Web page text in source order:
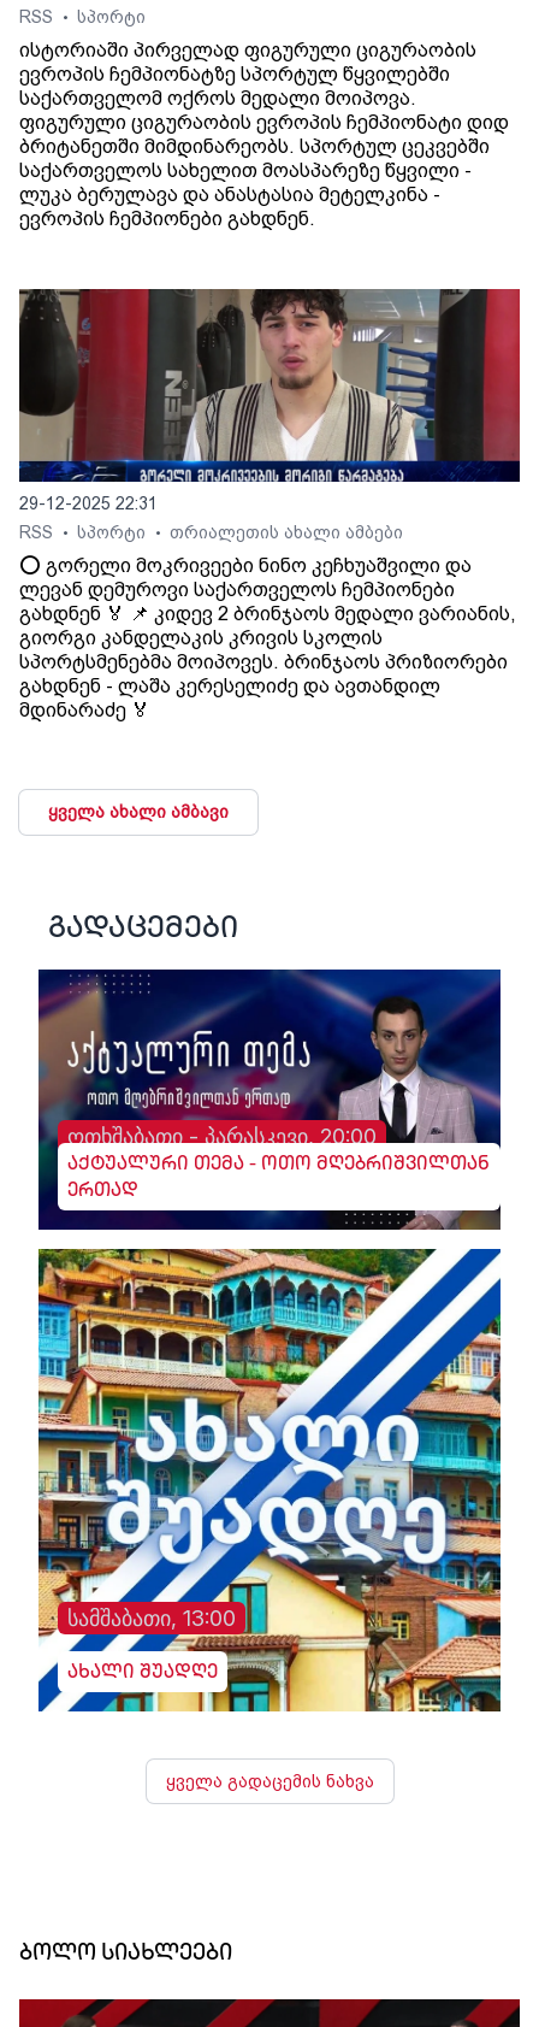
RSS
• სპორტი
ისტორიაში პირველად ფიგურული ციგურაობის
ევროპის ჩემპიონატზე სპორტულ წყვილებში
საქართველომ ოქროს მედალი მოიპოვა.
ფიგურული ციგურაობის ევროპის ჩემპიონატი დიდ
ბრიტანეთში მიმდინარეობს. სპორტულ ცეკვებში
საქართველოს სახელით მოასპარეზე წყვილი -
ლუკა ბერულავა და ანასტასია მეტელკინა -
ევროპის ჩემპიონები გახდნენ.
29-12-2025 22:31
RSS
• სპორტი • თრიალეთის ახალი ამბები
⭕️ გორელი მოკრივეები ნინო კეჩხუაშვილი და
ლევან დემუროვი საქართველოს ჩემპიონები
გახდნენ 🏅 📌 კიდევ 2 ბრინჯაოს მედალი ვარიანის,
გიორგი კანდელაკის კრივის სკოლის
სპორტსმენებმა მოიპოვეს. ბრინჯაოს პრიზიორები
გახდნენ - ლაშა კერესელიძე და ავთანდილ
მდინარაძე 🏅
ყველა ახალი ამბავი
გადაცემები
ოთხშაბათი - პარასკევი, 20:00
აქტუალური თემა - ოთო მღებრიშვილთან
ერთად
სამშაბათი, 13:00
ახალი შუადღე
ყველა გადაცემის ნახვა
ბოლო სიახლეები